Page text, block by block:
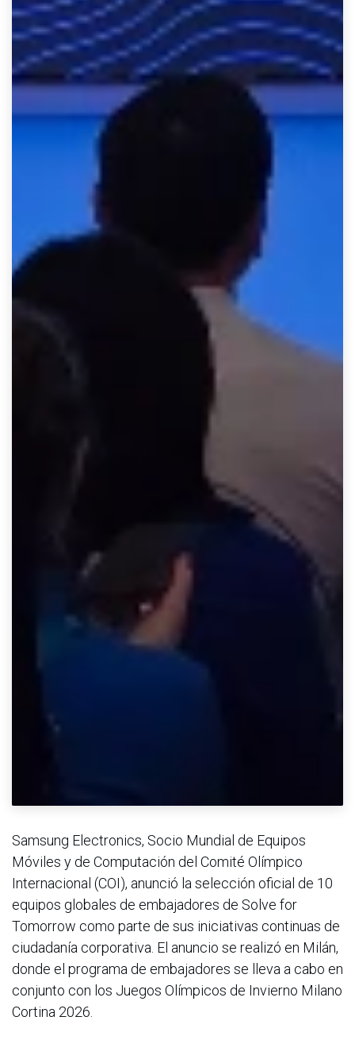
Samsung Electronics, Socio Mundial de Equipos
Móviles y de Computación del Comité Olímpico
Internacional (COI), anunció la selección oficial de 10
equipos globales de embajadores de Solve for
Tomorrow como parte de sus iniciativas continuas de
ciudadanía corporativa. El anuncio se realizó en Milán,
donde el programa de embajadores se lleva a cabo en
conjunto con los Juegos Olímpicos de Invierno Milano
Cortina 2026.